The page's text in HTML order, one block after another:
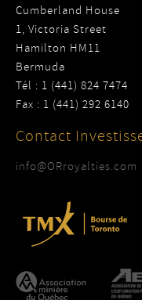
Cumberland House
1, Victoria Street
Hamilton HM11
Bermuda
Tél : 1 (441) 824 7474
Fax : 1 (441) 292 6140
Contact
info@ORroyalties.com